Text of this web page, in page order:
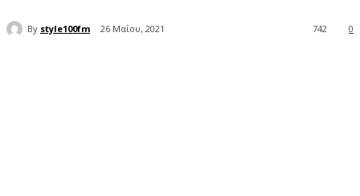
By style100fm 26 Μαΐου, 2021 0
742